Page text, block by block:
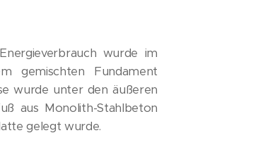
wurde im
gemischten Fundament
wurde unter den äußeren
aus Monolith-Stahlbeton
gelegt wurde.